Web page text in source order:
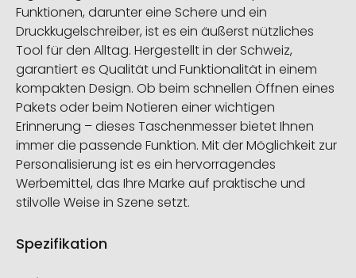
Funktionen, darunter eine Schere und ein
Druckkugelschreiber, ist es ein äußerst nützliches
Tool für den Alltag. Hergestellt in der Schweiz,
garantiert es Qualität und Funktionalität in einem
kompakten Design. Ob beim schnellen Öffnen eines
Pakets oder beim Notieren einer wichtigen
Erinnerung – dieses Taschenmesser bietet Ihnen
immer die passende Funktion. Mit der Möglichkeit zur
Personalisierung ist es ein hervorragendes
Werbemittel, das Ihre Marke auf praktische und
stilvolle Weise in Szene setzt.
Spezifikation